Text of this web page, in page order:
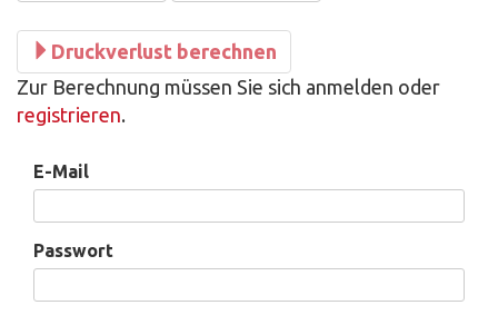
Druckverlust berechnen
Zur Berechnung müssen Sie sich anmelden oder
registrieren.
E-Mail
Passwort